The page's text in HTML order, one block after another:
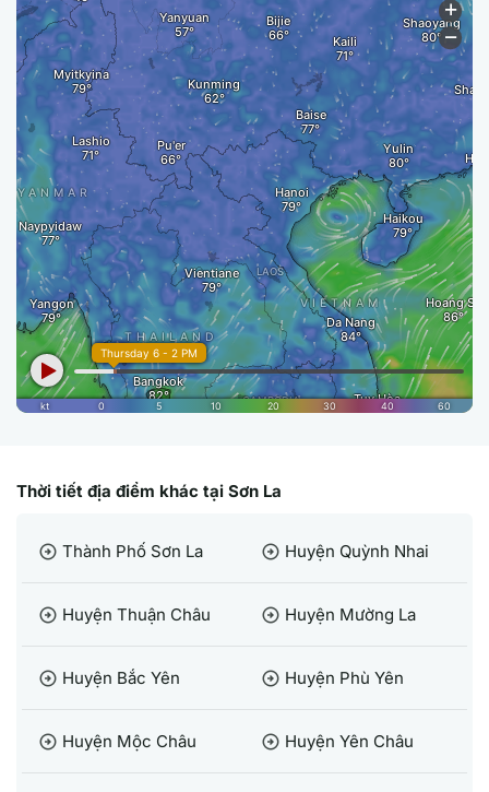
Thời tiết địa điểm khác tại Sơn La
arrow_circle_right Thành Phố Sơn La arrow_circle_right Huyện Quỳnh Nhai
arrow_circle_right Huyện Thuận Châu arrow_circle_right Huyện Mường La
arrow_circle_right Huyện Bắc Yên arrow_circle_right Huyện Phù Yên
arrow_circle_right Huyện Mộc Châu arrow_circle_right Huyện Yên Châu